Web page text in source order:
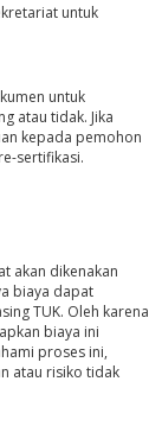
untuk
untuk
atau tidak. Jika
kepada pemohon
sertifikasi.
akan dikenakan
biaya dapat
TUK. Oleh karena
biaya ini
proses ini,
atau risiko tidak